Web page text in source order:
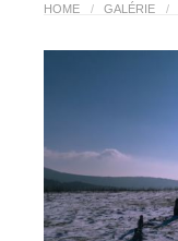
HOME / GALÉRIE /